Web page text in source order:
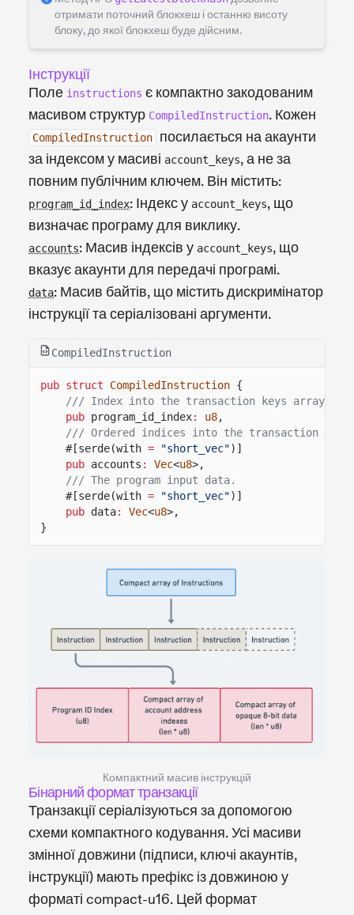
отримати поточний блокхеш і останню висоту
блоку, до якої блокхеш буде дійсним.
Інструкції
Поле instructions є компактно закодованим
масивом структур CompiledInstruction. Кожен
CompiledInstruction
посилається на акаунти
за індексом у масиві account_keys, а не за
повним публічним ключем. Він містить:
program_id_index: Індекс у account_keys, що
визначає програму для виклику.
accounts: Масив індексів у account_keys, що
вказує акаунти для передачі програмі.
data: Масив байтів, що містить дискримінатор
інструкції та серіалізовані аргументи.
CompiledInstruction
pub struct CompiledInstruction {
/// Index into the transaction keys array
pub program_id_index: u8,
/// Ordered indices into the transaction
#[serde(with = "short_vec")]
pub accounts : Vec<u8>,
/// The program input data.
#[serde(with = "short_vec")]
pub data: Vec<u8>,
}
Компактний масив інструкцій
Бінарний формат транзакції
Транзакції серіалізуються за допомогою
схеми компактного кодування. Усі масиви
змінної довжини (підписи, ключі акаунтів,
інструкції) мають префікс із довжиною у
форматі compact-u16. Цей формат